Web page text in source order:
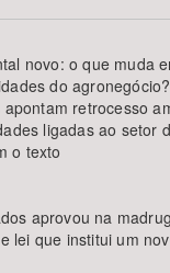
novo: o que muda
do agronegócio?
retrocesso
ligadas ao setor
o texto
aprovou na
lei que institui um